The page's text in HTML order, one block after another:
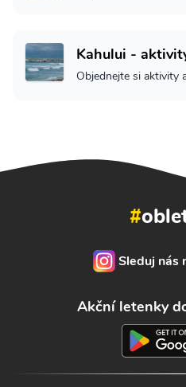
Kahului -
Objednejte si aktivity
#
Sleduj nás
Akční letenky